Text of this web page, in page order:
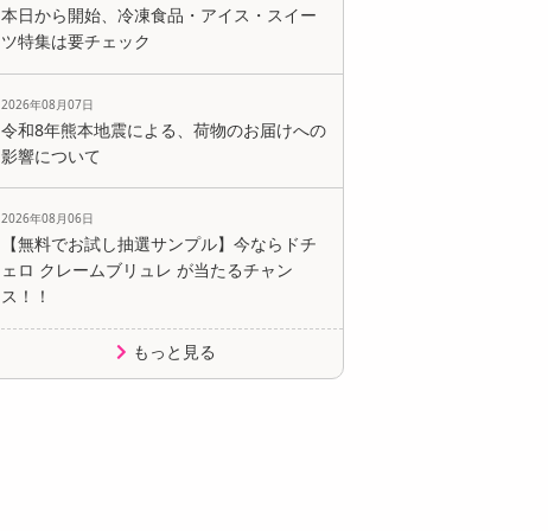
本日から開始、冷凍食品・アイス・スイー
ツ特集は要チェック
2026年08月07日
令和8年熊本地震による、荷物のお届けへの
影響について
2026年08月06日
【無料でお試し抽選サンプル】今ならドチ
ェロ クレームブリュレ が当たるチャン
ス！！
もっと見る